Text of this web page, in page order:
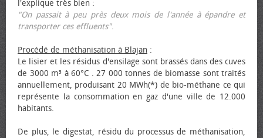
l'explique très bien :
"On passait à peu près deux mois de l'année à épandre et
transporter ces effluents".
Procédé de méthanisation à Blajan :
Le lisier et les résidus d'ensilage sont brassés dans des cuves
de 3000 m³ à 60°C . 27 000 tonnes de biomasse sont traités
annuellement, produisant 20 MWh(*) de bio-méthane ce qui
représente la consommation en gaz d'une ville de 12.000
habitants.
De plus, le digestat, résidu du processus de méthanisation,